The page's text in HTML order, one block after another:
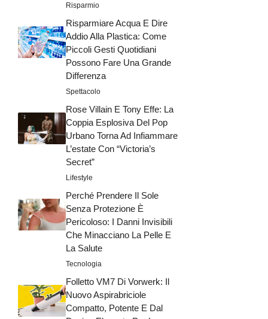
Risparmio
Risparmiare Acqua E Dire
Addio Alla Plastica: Come
Piccoli Gesti Quotidiani
Possono Fare Una Grande
Differenza
Spettacolo
Rose Villain E Tony Effe: La
Coppia Esplosiva Del Pop
Urbano Torna Ad Infiammare
L’estate Con “Victoria’s
Secret”
Lifestyle
Perché Prendere Il Sole
Senza Protezione È
Pericoloso: I Danni Invisibili
Che Minacciano La Pelle E
La Salute
Tecnologia
Folletto VM7 Di Vorwerk: Il
Nuovo Aspirabriciole
Compatto, Potente E Dal